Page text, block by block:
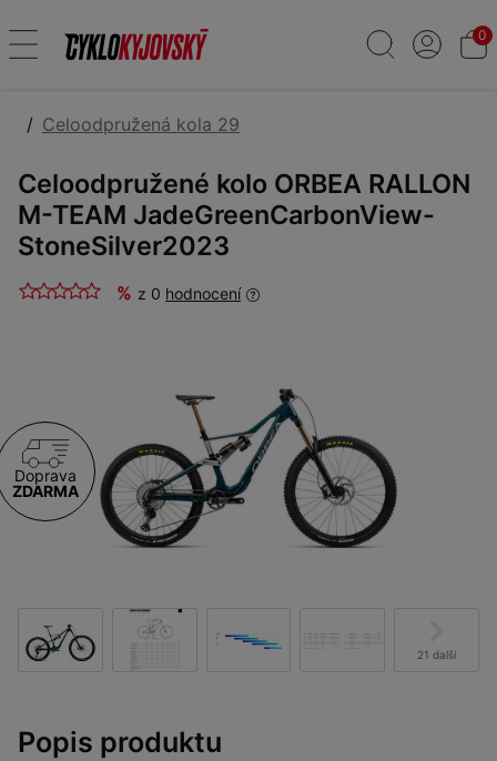
0
Celoodpružená kola 29
Celoodpružené kolo ORBEA RALLON
M-TEAM JadeGreenCarbonView-
StoneSilver2023
% z 0 hodnocení
Doprava
ZDARMA
21 další
Popis produktu